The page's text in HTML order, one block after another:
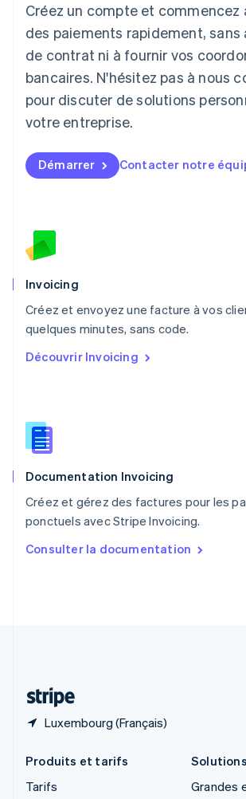
Créez un compte et commencez
des paiements rapidement, sans
de contrat ni à fournir vos
bancaires. N'hésitez pas à nous
pour discuter de solutions
votre entreprise.
Démarrer Contacter notre
Invoicing
Créez et envoyez une facture à vos
quelques minutes, sans code.
Découvrir Invoicing
Documentation Invoicing
Créez et gérez des factures pour les
ponctuels avec Stripe Invoicing.
Consulter la documentation
Luxembourg (Français)
English
Liechtenstein
Deutsch English
Lituanie
English
Luxembourg
FrançaisDeutschEnglish
Malaisie
Malte
English
Mexique
English
Nouvelle-Zélande
Pays-Bas
Nederlands
Pologne
English
PortuguêsEnglish
English
Roumanie
Royaume-Uni
Singapour
English 简体中文
English
Produits et tarifs
Tarifs
Solutions
Grandes